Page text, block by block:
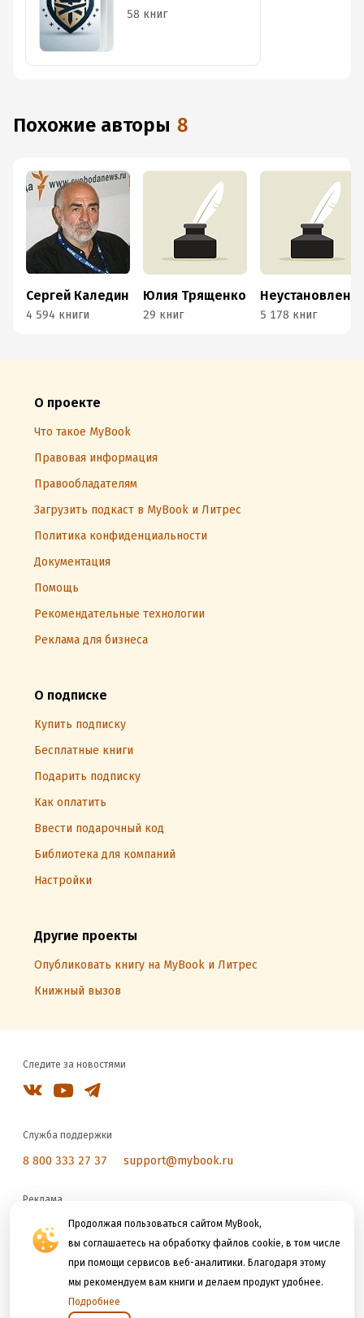
Продолжая пользоваться сайтом MyBook,
вы соглашаетесь на обработку файлов cookie, в том числе
при помощи сервисов веб-аналитики. Благодаря этому
мы рекомендуем вам книги и делаем продукт удобнее.
Подробнее
58 книг
Похожие авторы 8
Сергей Каледин
4 594 книги
Юлия Трященко
29 книг 5 178 книг
О проекте
Что такое MyBook
Правовая информация
Правообладателям
Загрузить подкаст в MyBook и Литрес
Политика конфиденциальности
Документация
Помощь
Рекомендательные технологии
Реклама для бизнеса
О подписке
Купить подписку
Бесплатные книги
Подарить подписку
Как оплатить
Ввести подарочный код
Библиотека для компаний
Настройки
Другие проекты
Опубликовать книгу на MyBook и Литрес
Книжный вызов
Следите за новостями
Служба поддержки
8 800 333 27 37 support@mybook.ru
Реклама
reklama@litres.ru
Мы принимаем к оплате